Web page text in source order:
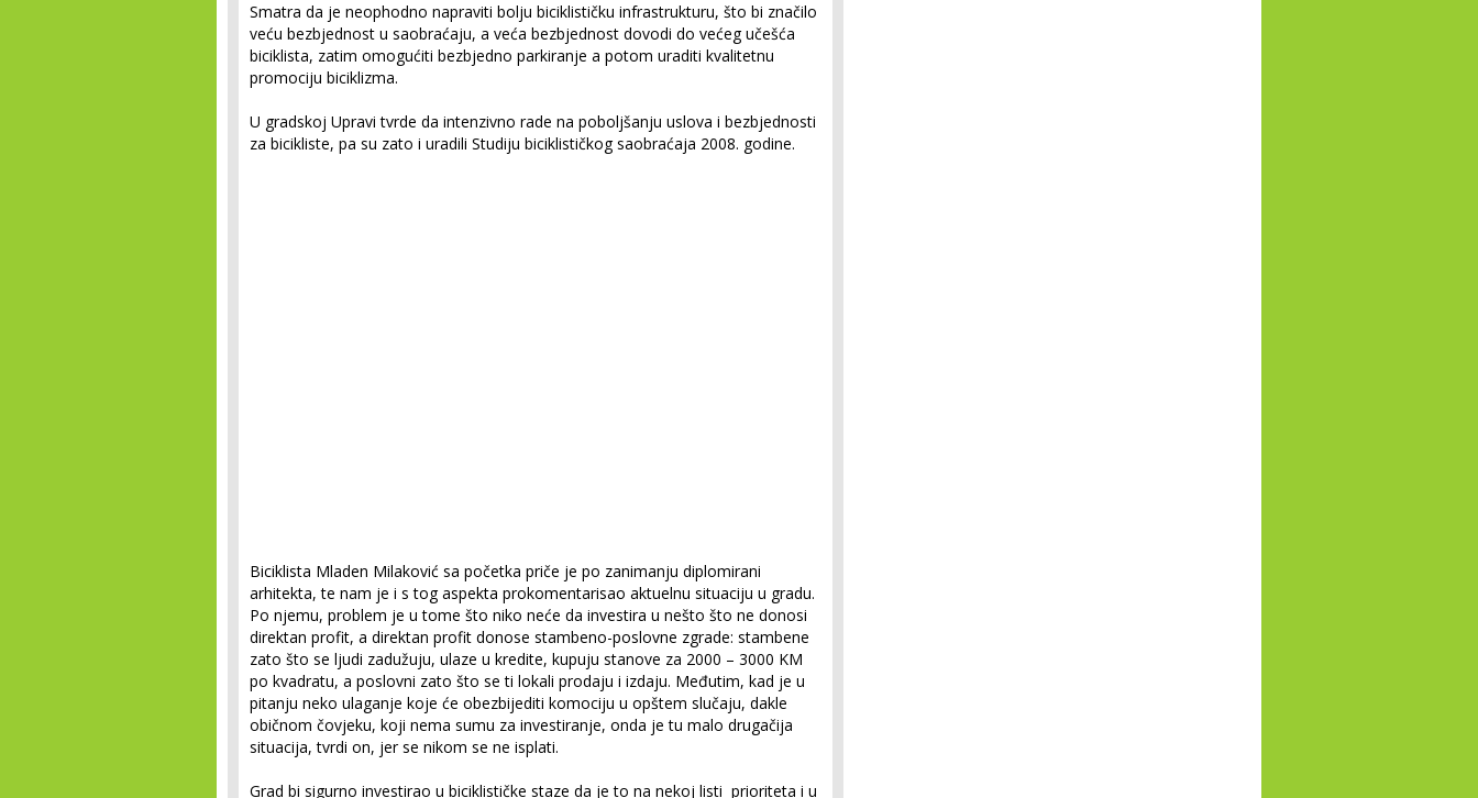
Smatra da je neophodno napraviti bolju biciklističku infrastrukturu, što bi značilo
veću bezbjednost u saobraćaju, a veća bezbjednost dovodi do većeg učešća
biciklista, zatim omogućiti bezbjedno parkiranje a potom uraditi kvalitetnu
promociju biciklizma.
U gradskoj Upravi tvrde da intenzivno rade na poboljšanju uslova i bezbjednosti
za bicikliste, pa su zato i uradili Studiju biciklističkog saobraćaja 2008. godine.
Biciklista Mladen Milaković sa početka priče je po zanimanju diplomirani
arhitekta, te nam je i s tog aspekta prokomentarisao aktuelnu situaciju u gradu.
Po njemu, problem je u tome što niko neće da investira u nešto što ne donosi
direktan profit, a direktan profit donose stambeno-poslovne zgrade: stambene
zato što se ljudi zadužuju, ulaze u kredite, kupuju stanove za 2000 – 3000 KM
po kvadratu, a poslovni zato što se ti lokali prodaju i izdaju. Međutim, kad je u
pitanju neko ulaganje koje će obezbijediti komociju u opštem slučaju, dakle
običnom čovjeku, koji nema sumu za investiranje, onda je tu malo drugačija
situacija, tvrdi on, jer se nikom se ne isplati.
Grad bi sigurno investirao u biciklističke staze da je to na nekoj listi prioriteta i u